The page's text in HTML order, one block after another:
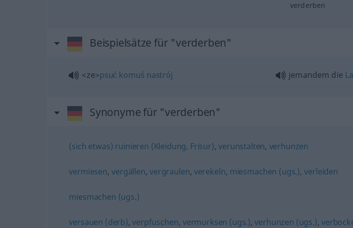
verderben
Beispielsätze für "verderben"
<ze>psuć komuś nastrój jemandem die
Synonyme für "verderben"
(sich etwas) ruinieren (Kleidung, Frisur),verunstalten, verhunzen
vermiesen,vergällen,vergraulen, verekeln, miesmachen (ugs.),verleiden
miesmachen (ugs.)
versauen (derb),verpfuschen, vermurksen (ugs.),verhunzen (ugs.),